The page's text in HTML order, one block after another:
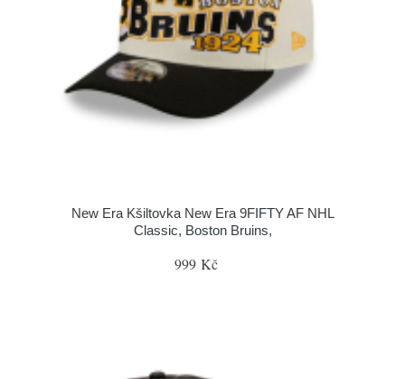
New Era Kšiltovka New Era 9FIFTY AF NHL
Classic, Boston Bruins,
999 Kč